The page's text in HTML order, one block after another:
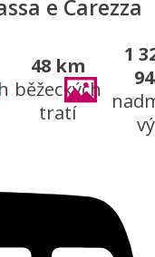
e Carezza
48 km
běžeckých
tratí
1